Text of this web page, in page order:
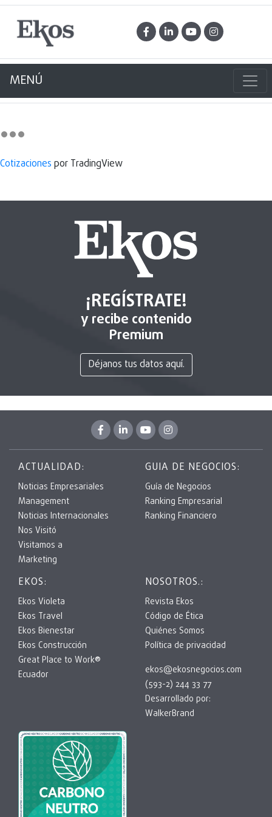
MENÚ
Cotizaciones por TradingView
¡REGÍSTRATE!
y recibe contenido
Premium
Déjanos tus datos aquí.
ACTUALIDAD:
Noticias Empresariales
Management
Noticias Internacionales
Nos Visitó
Visitamos a
Marketing
GUIA DE NEGOCIOS:
Guía de Negocios
Ranking Empresarial
Ranking Financiero
EKOS:
Ekos Violeta
Ekos Travel
Ekos Bienestar
Ekos Construcción
Great Place to Work®
Ecuador
NOSOTROS.:
Revista Ekos
Código de Ética
Quiénes Somos
Política de privacidad
ekos@ekosnegocios.com
(593-2) 244 33 77
Desarrollado por:
WalkerBrand